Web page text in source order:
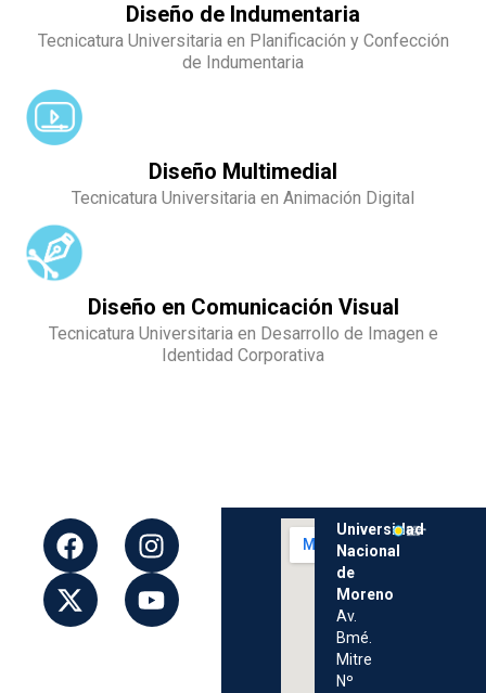
Diseño de Indumentaria
Tecnicatura Universitaria en Planificación y Confección
de Indumentaria
Diseño Multimedial
Tecnicatura Universitaria en Animación Digital
Diseño en Comunicación Visual
Tecnicatura Universitaria en Desarrollo de Imagen e
Identidad Corporativa
Universidad
Nacional
de
Moreno
Av.
Bmé.
Mitre
Nº